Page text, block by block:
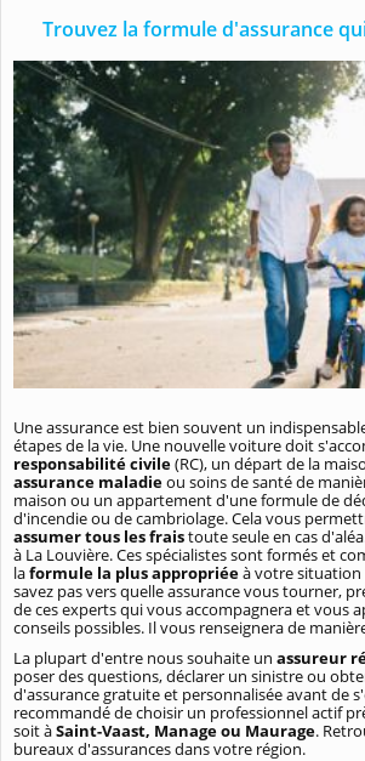
Trouvez la formule d'assurance
Une assurance est bien souvent un
étapes de la vie. Une nouvelle voiture doit
responsabilité civile(RC), un départ de la
assurance maladieou soins de santé de
maison ou un appartement d'une formule de
d'incendie ou de cambriolage. Cela vous
assumer tous les fraistoute seule en cas
à La Louvière. Ces spécialistes sont formés et
laformule la plus appropriéeà votre situation
savez pas vers quelle assurance vous tourner,
de ces experts qui vous accompagnera et vous
conseils possibles. Il vous renseignera de
La plupart d'entre nous souhaite un assureur
poser des questions, déclarer un sinistre ou
d'assurance gratuite et personnalisée avant de
recommandé de choisir un professionnel actif
soit àSaint-Vaast, Manage ou Maurage.
bureaux d'assurances dans votre région.